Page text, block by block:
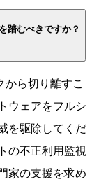
踏むべきですか？
から切り離すこ
ウェアをフルシ
を駆除してくだ
の不正利用監視
家の支援を求め